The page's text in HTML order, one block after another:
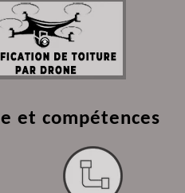
et compétences